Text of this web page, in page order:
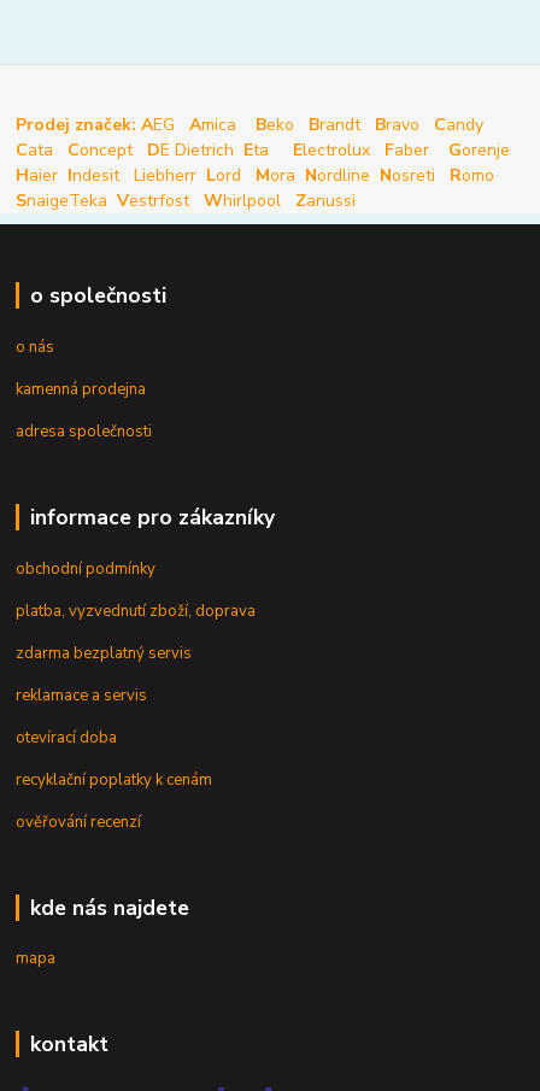
Prodej značek: AEG Amica Beko Brandt Bravo Candy
Cata Concept DE Dietrich Eta Electrolux Faber Gorenje
Haier Indesit Liebherr Lord Mora Nordline Nosreti Romo
SnaigeTeka Vestrfost Whirlpool Zanussi
o společnosti
o nás
kamenná prodejna
adresa společnosti
informace pro zákazníky
obchodní podmínky
platba, vyzvednutí zboží, doprava
zdarma bezplatný servis
reklamace a servis
otevírací doba
recyklační poplatky k cenám
ověřování recenzí
kde nás najdete
mapa
kontakt